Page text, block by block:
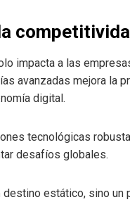
impacta a las
avanzadas mejora la
digital.
tecnológicas
desafíos globales.
estático, sino